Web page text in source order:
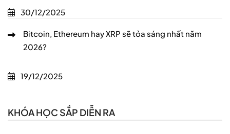
30/12/2025
Bitcoin, Ethereum hay XRP sẽ tỏa sáng nhất năm
2026?
19/12/2025
KHÓA HỌC SẮP DIỄN RA